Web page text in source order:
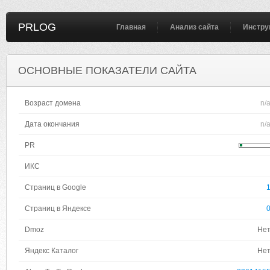
PRLOG Главная Анализ сайта
ОСНОВНЫЕ ПОКАЗАТЕЛИ САЙТА
Возраст домена n/a
Дата окончания n/a
PR
ИКС
Страниц в Google 1
Страниц в Яндексе 0
Dmoz Нет
Яндекс Каталог Нет